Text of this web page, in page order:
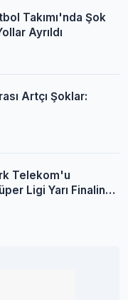
Takımı'nda Şok
Ayrıldı
Artçı Şoklar:
Telekom'u
Ligi Yarı Finaline